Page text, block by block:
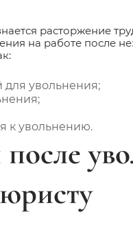
расторжение
на работе после
для увольнения;
к увольнению.